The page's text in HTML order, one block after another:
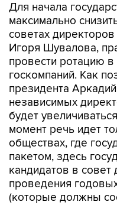
Для начала
максимально
советах
Игоря Шувалова,
провести ротацию
госкомпаний. Как
президента
независимых
будет
момент речь идет
обществах, где
пакетом, здесь
кандидатов в совет
проведения
(которые должны